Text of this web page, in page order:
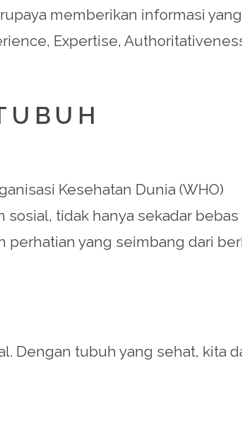
memberikan informasi
Expertise,
Kesehatan Dunia (WHO)
tidak hanya sekadar bebas
perhatian yang seimbang dari
Dengan tubuh yang sehat, kita